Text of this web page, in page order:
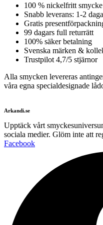
100 % nickelfritt smycke
Snabb leverans: 1-2
Gratis
99 dagars full returrätt
100% säker betalning
Svenska märken &
Trustpilot 4,7/5 stjärnor
Alla smycken levereras
våra egna specialdesignade
Arkandi.se
Upptäck vårt
sociala medier. Glöm inte att
Facebook